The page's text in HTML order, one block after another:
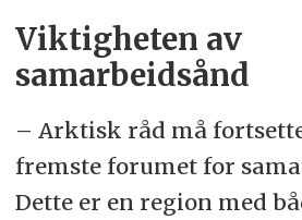
Viktigheten av
samarbeidsånd
– Arktisk råd må
fremste forumet for
Dette er en region med